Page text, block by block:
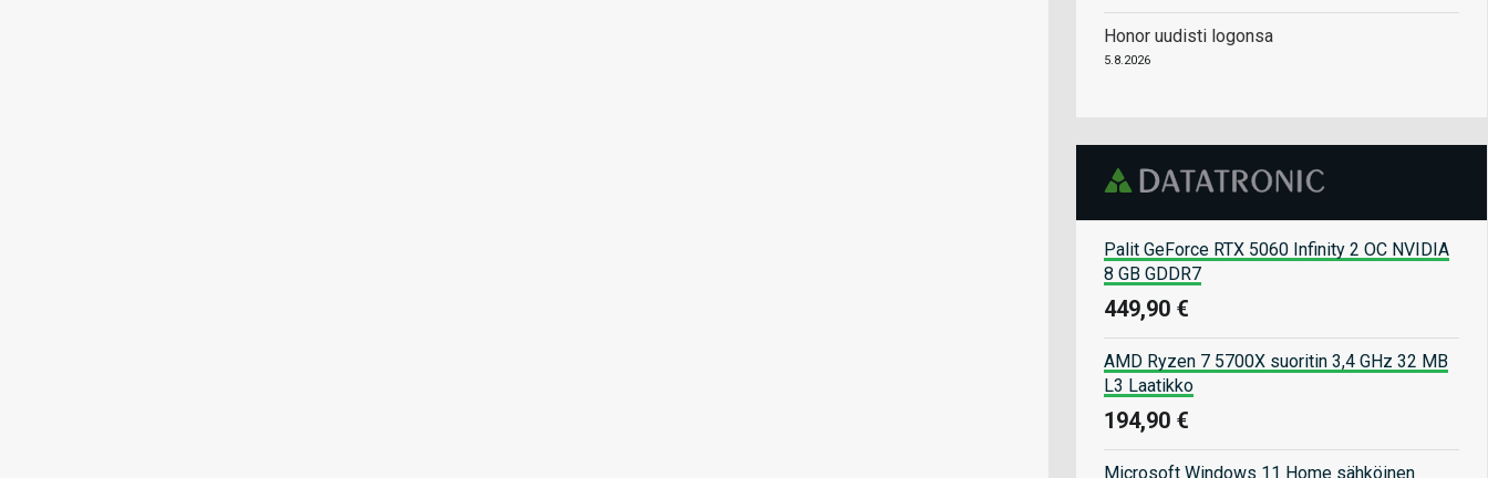
Honor uudisti logonsa
5.8.2026
Palit GeForce RTX 5060 Infinity 2 OC NVIDIA
8 GB GDDR7
449,90 €
AMD Ryzen 7 5700X suoritin 3,4 GHz 32 MB
L3 Laatikko
194,90 €
Microsoft Windows 11 Home sähköinen